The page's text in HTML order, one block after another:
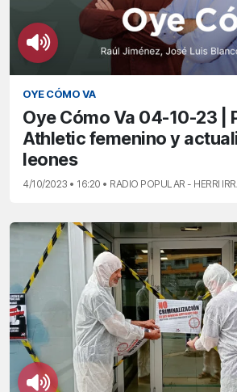
OYE CÓMO VA
Oye Cómo Va 04-10-23 |
Athletic femenino y
leones
4/10/2023 • 16:20 • RADIO POPULAR - HERRI